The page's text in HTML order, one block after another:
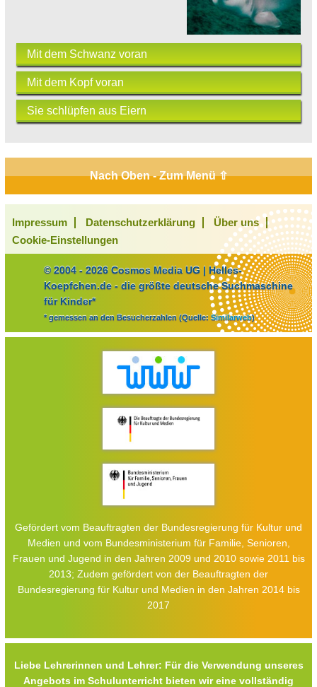
Mit dem Schwanz voran
Mit dem Kopf voran
Sie schlüpfen aus Eiern
Nach Oben - Zum Menü ⇧
Impressum Datenschutzerklärung
Über uns
Cookie-Einstellungen
© 2004 - 2026 Cosmos Media UG | Helles-
Koepfchen.de - die größte deutsche Suchmaschine
für Kinder*
* gemessen an den Besucherzahlen (Quelle: Similarweb)
Gefördert vom Beauftragten der Bundesregierung für Kultur und
Medien und vom Bundesministerium für Familie, Senioren,
Frauen und Jugend in den Jahren 2009 und 2010 sowie 2011 bis
2013; Zudem gefördert von der Beauftragten der
Bundesregierung für Kultur und Medien in den Jahren 2014 bis
2017
Liebe Lehrerinnen und Lehrer: Für die Verwendung unseres
Angebots im Schulunterricht bieten wir eine vollständig